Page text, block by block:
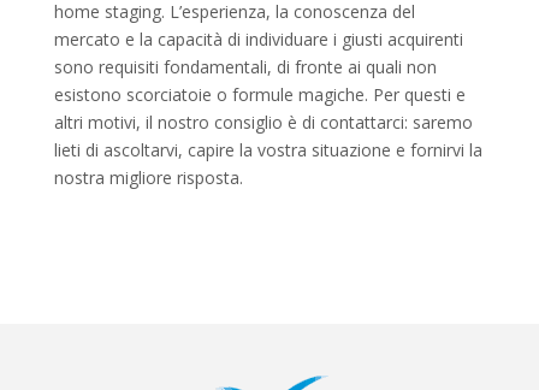
home staging. L’esperienza, la conoscenza del
mercato e la capacità di individuare i giusti acquirenti
sono requisiti fondamentali, di fronte ai quali non
esistono scorciatoie o formule magiche. Per questi e
altri motivi, il nostro consiglio è di contattarci: saremo
lieti di ascoltarvi, capire la vostra situazione e fornirvi la
nostra migliore risposta.